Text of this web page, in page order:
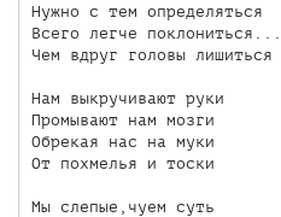
Нужно с тем определяться
Всего легче поклониться...
Чем вдруг головы лишиться
Нам выкручивают руки
Промывают нам мозги
Обрекая нас на муки
От похмелья и тоски
Мы слепые,чуем суть